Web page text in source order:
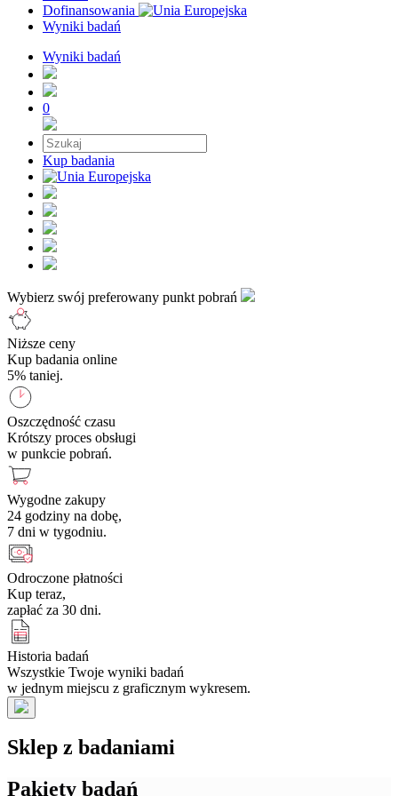
Dofinansowania
Wyniki badań
Wyniki badań
0
Kup badania
Wybierz swój preferowany punkt pobrań
Niższe ceny
Kup badania online
5% taniej.
Oszczędność czasu
Krótszy proces obsługi
w punkcie pobrań.
Wygodne zakupy
24 godziny na dobę,
7 dni w tygodniu.
Odroczone płatności
Kup teraz,
zapłać za 30 dni.
Historia badań
Wszystkie Twoje wyniki badań
w jednym miejscu z graficznym wykresem.
Sklep z badaniami
Pakiety badań